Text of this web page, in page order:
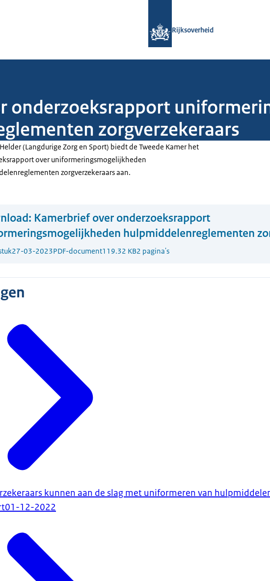
Rijksoverheid
onderzoeksrapport
zorgverzekeraars
(Langdurige Zorg en Sport) biedt de Tweede Kamer het
over uniformeringsmogelijkheden
zorgverzekeraars aan.
Kamerbrief over onderzoeksrapport
hulpmiddelenreglementen
27-03-2023PDF-document119.32 KB2 pagina's
kunnen aan de slag met uniformeren van
01-12-2022